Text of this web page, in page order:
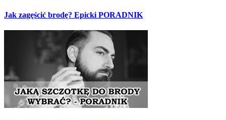
Jak zagęścić brodę? Epicki PORADNIK